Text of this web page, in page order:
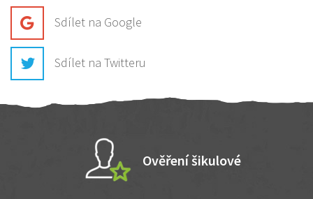
Sdílet na Google
Sdílet na Twitteru
Ověření šikulové